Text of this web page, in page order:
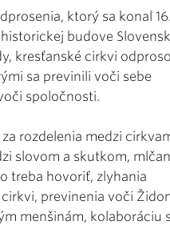
ktorý sa konal 16.
budove
kresťanské cirkvi
sa previnili voči sebe
spoločnosti.
rozdelenia medzi
slovom a skutkom,
treba hovoriť, zlyhania
previnenia voči
menšinám, kolaboráciu s